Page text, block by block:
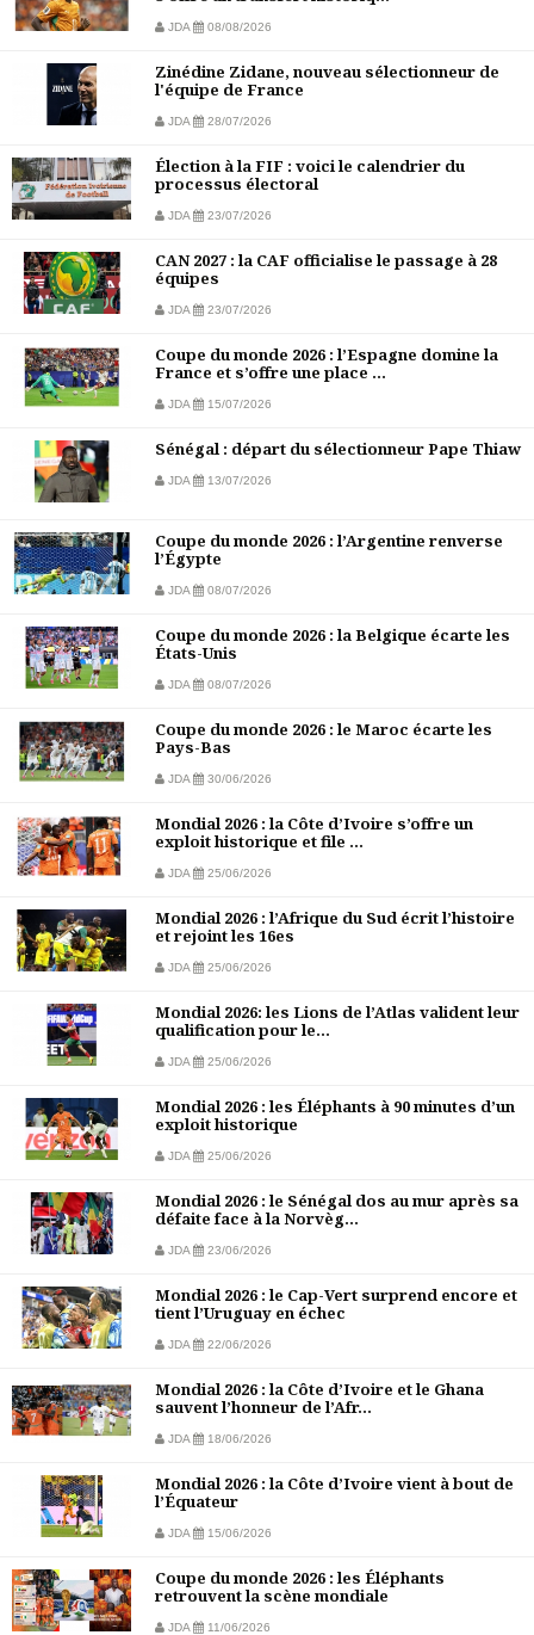
JDA 08/08/2026
Zinédine Zidane, nouveau sélectionneur de
l'équipe de France
JDA 28/07/2026
Élection à la FIF : voici le calendrier du
processus électoral
JDA 23/07/2026
CAN 2027 : la CAF officialise le passage à 28
équipes
JDA 23/07/2026
Coupe du monde 2026 : l’Espagne domine la
France et s’offre une place ...
JDA 15/07/2026
Sénégal : départ du sélectionneur Pape Thiaw
JDA 13/07/2026
Coupe du monde 2026 : l’Argentine renverse
l’Égypte
JDA 08/07/2026
Coupe du monde 2026 : la Belgique écarte les
États-Unis
JDA 08/07/2026
Coupe du monde 2026 : le Maroc écarte les
Pays-Bas
JDA 30/06/2026
Mondial 2026 : la Côte d’Ivoire s’offre un
exploit historique et file ...
JDA 25/06/2026
Mondial 2026 : l’Afrique du Sud écrit l’histoire
et rejoint les 16es
JDA 25/06/2026
Mondial 2026: les Lions de l’Atlas valident leur
qualification pour le...
JDA 25/06/2026
Mondial 2026 : les Éléphants à 90 minutes d’un
exploit historique
JDA 25/06/2026
Mondial 2026 : le Sénégal dos au mur après sa
défaite face à la Norvèg...
JDA 23/06/2026
Mondial 2026 : le Cap-Vert surprend encore et
tient l’Uruguay en échec
JDA 22/06/2026
Mondial 2026 : la Côte d’Ivoire et le Ghana
sauvent l’honneur de l’Afr...
JDA 18/06/2026
Mondial 2026 : la Côte d’Ivoire vient à bout de
l’Équateur
JDA 15/06/2026
Coupe du monde 2026 : les Éléphants
retrouvent la scène mondiale
JDA 11/06/2026